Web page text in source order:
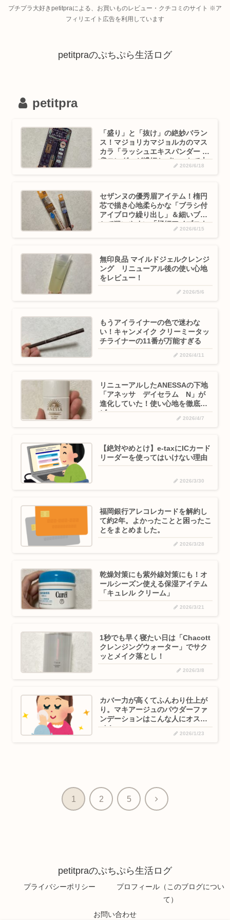
プチプラ大好きpetitpraによる、お買いものレビュー・クチコミのサイト ※ア
フィリエイト広告を利用しています
petitpraのぷちぷら生活ログ
petitpra
「盛り」と「抜け」の絶妙バラン
ス！マジョリカマジョルカのマス
カラ「ラッシュエキスパンダー 孔
雀ロング」が繊細セパレートで大
2026/6/18
セザンヌの優秀眉アイテム！楕円
芯で描き心地柔らかな「ブラシ付
アイブロウ繰り出し」＆細いブラ
シで狙いやすい「極細アイブロウ
2026/6/15
無印良品 マイルドジェルクレンジ
ング リニューアル後の使い心地
をレビュー！
2026/5/6
もうアイライナーの色で迷わな
い！キャンメイク クリーミータッ
チライナーの11番が万能すぎる
2026/4/11
リニューアルしたANESSAの下地
「アネッサ デイセラム N」が
進化していた！使い心地を徹底レ
ビュー
2026/4/7
【絶対やめとけ】e-taxにICカード
リーダーを使ってはいけない理由
2026/3/30
福岡銀行アレコレカードを解約し
て約2年。よかったことと困ったこ
とをまとめました。
2026/3/28
乾燥対策にも紫外線対策にも！オ
ールシーズン使える保湿アイテム
「キュレル クリーム」
2026/3/21
1秒でも早く寝たい日は「Chacott
クレンジングウォーター」でサク
ッとメイク落とし！
2026/3/8
カバー力が高くてふんわり仕上が
り。マキアージュのパウダーファ
ンデーションはこんな人にオスス
メ！
2026/1/23
1 2 5 次
petitpraのぷちぷら生活ログ
プライバシーポリシー
プロフィール（このブログについ
て）
お問い合わせ